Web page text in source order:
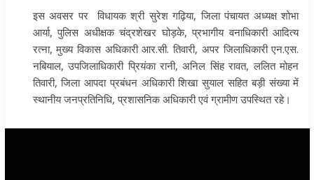
इस अवसर पर विधायक श्री सुरेश गढ़िया, जिला पंचायत अध्यक्ष शोभा
आर्या, पुलिस अधीक्षक चंद्रशेखर घोड़के, प्रभागीय वनाधिकारी आदित्य
रत्ना, मुख्य विकास अधिकारी आर.सी. तिवारी, अपर जिलाधिकारी एन.एस.
नबियाल, उपजिलाधिकारी प्रियंका रानी, अनिल सिंह रावत, ललित मोहन
तिवारी, जिला आपदा प्रबंधन अधिकारी शिखा सुयाल सहित बड़ी संख्या में
स्थानीय जनप्रतिनिधि, प्रशासनिक अधिकारी एवं ग्रामीण उपस्थित रहे।